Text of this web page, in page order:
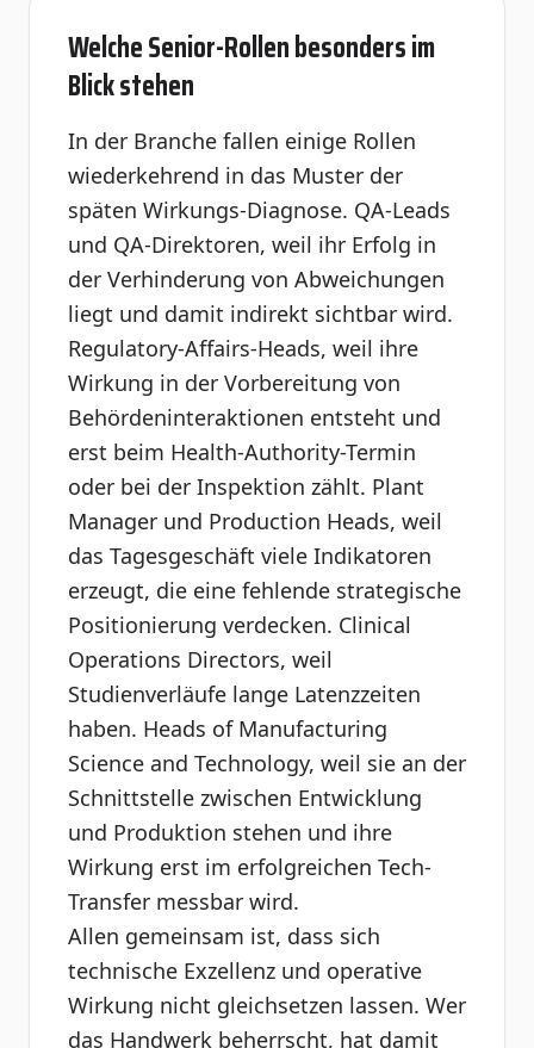
Welche Senior-Rollen besonders im
Blick stehen
In der Branche fallen einige Rollen
wiederkehrend in das Muster der
späten Wirkungs-Diagnose. QA-Leads
und QA-Direktoren, weil ihr Erfolg in
der Verhinderung von Abweichungen
liegt und damit indirekt sichtbar wird.
Regulatory-Affairs-Heads, weil ihre
Wirkung in der Vorbereitung von
Behördeninteraktionen entsteht und
erst beim Health-Authority-Termin
oder bei der Inspektion zählt. Plant
Manager und Production Heads, weil
das Tagesgeschäft viele Indikatoren
erzeugt, die eine fehlende strategische
Positionierung verdecken. Clinical
Operations Directors, weil
Studienverläufe lange Latenzzeiten
haben. Heads of Manufacturing
Science and Technology, weil sie an der
Schnittstelle zwischen Entwicklung
und Produktion stehen und ihre
Wirkung erst im erfolgreichen Tech-
Transfer messbar wird.
Allen gemeinsam ist, dass sich
technische Exzellenz und operative
Wirkung nicht gleichsetzen lassen. Wer
das Handwerk beherrscht, hat damit